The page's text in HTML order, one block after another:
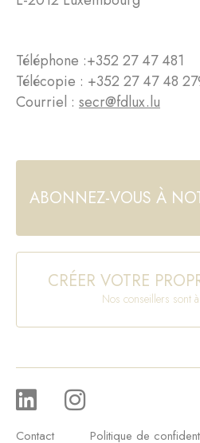
Téléphone :+352 27 47 481
Télécopie : +352 27 47 48
Courriel : secr@fdlux.lu
ABONNEZ-VOUS À
CRÉER VOTRE
Nos conseillers sont
Contact Politique de